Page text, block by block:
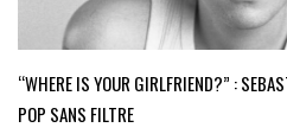
“WHERE IS YOUR GIRLFRIEND?” :
POP SANS FILTRE